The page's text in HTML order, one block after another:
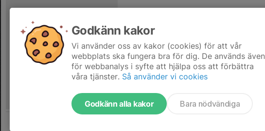
Godkänn kakor
Vi använder oss av kakor (cookies) för att vår
webbplats ska fungera bra för dig. De används även
för webbanalys i syfte att hjälpa oss att förbättra
våra tjänster. Så använder vi cookies
Godkänn alla kakor Bara nödvändiga